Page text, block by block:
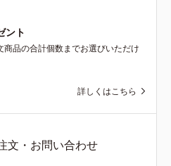
ント
商品の合計個数までお選びいただけ
詳しくはこちら
文・お問い合わせ